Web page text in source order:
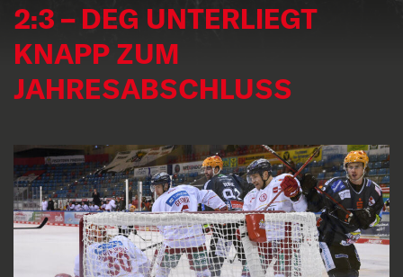
2:3 – DEG UNTERLIEGT
KNAPP ZUM
JAHRESABSCHLUSS